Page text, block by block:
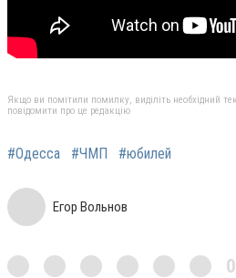
Якщо ви помітили помилку, виділіть необхідний
повідомити про це редакцію
#Одесса #ЧМП #юбилей
Егор Вольнов